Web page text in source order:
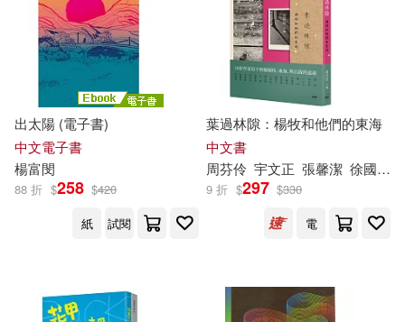
出太陽 (電子書)
中文電子書
楊富閔
88 折 $258 $420
紙
試閱
葉過林隙：楊牧和他們的東海
中文書
周芬伶 宇文正 張馨潔 徐國能
9 折 $297 $330
電